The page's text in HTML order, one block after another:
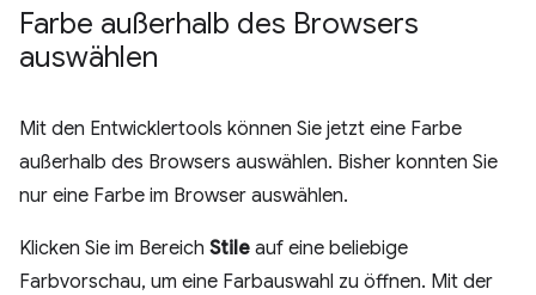
Farbe außerhalb des Browsers
auswählen
Mit den Entwicklertools können Sie jetzt eine Farbe
außerhalb des Browsers auswählen. Bisher konnten Sie
nur eine Farbe im Browser auswählen.
Klicken Sie im Bereich Stile auf eine beliebige
Farbvorschau, um eine Farbauswahl zu öffnen. Mit der